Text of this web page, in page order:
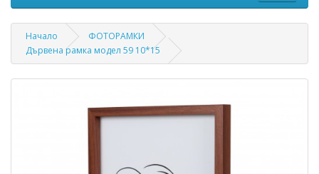
Начало
ФОТОРАМКИ
Дървена рамка модел 59 10*15